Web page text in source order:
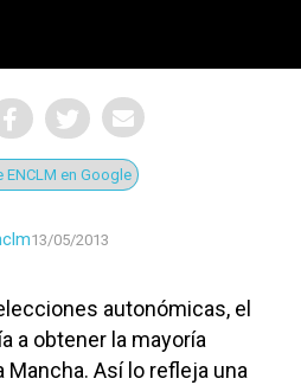
en Google
13/05/2013
autonómicas, el
a obtener la mayoría
Mancha. Así lo refleja una